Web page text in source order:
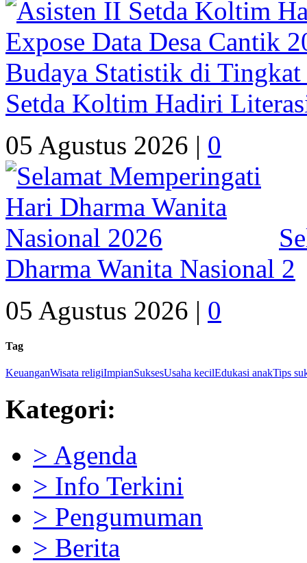
Setda Koltim Hadiri
05 Agustus 2026 | 0
Dharma Wanita Nasional 2
05 Agustus 2026 | 0
Tag
KeuanganWisata religiImpianSuksesUsaha kecilEdukasi anakTips
Kategori:
> Agenda
> Info Terkini
> Pengumuman
> Berita